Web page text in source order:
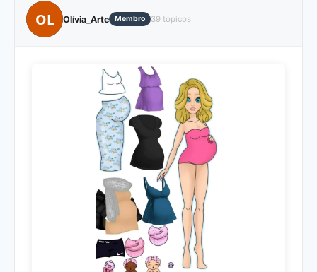
OL Olívia_Arte Membro 39 tópicos